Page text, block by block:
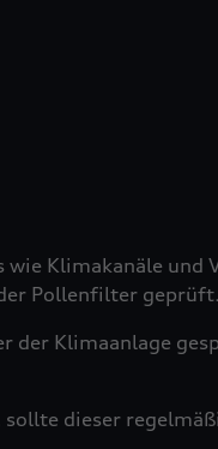
Klimakanäle
Pollenfilter geprüft.
der Klimaanlage
dieser